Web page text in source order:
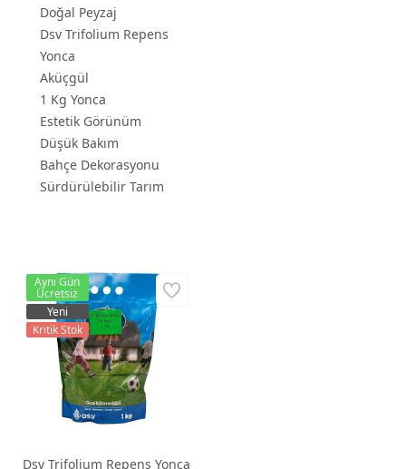
Doğal Peyzaj
Dsv Trifolium Repens
Yonca
Aküçgül
1 Kg Yonca
Estetik Görünüm
Düşük Bakım
Bahçe Dekorasyonu
Sürdürülebilir Tarım
Dsv Trifolium Repens Yonca
Aynı Gün
Ücretsiz
Yeni
Kritik Stok